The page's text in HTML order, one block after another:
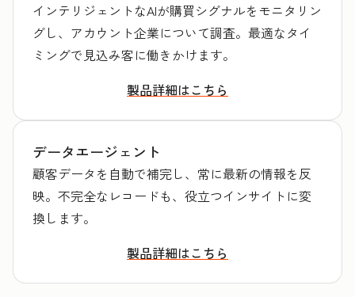
インテリジェントなAIが購買シグナルをモニタリン
グし、アカウント企業について調査。最適なタイ
ミングで見込み客に働きかけます。
製品詳細はこちら
データエージェント
顧客データを自動で補完し、常に最新の情報を反
映。不完全なレコードも、役立つインサイトに変
換します。
製品詳細はこちら